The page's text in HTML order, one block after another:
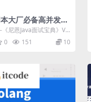
大厂必备高并发核
尼恩Java面试宝典》V1
全） |...
0 151 10